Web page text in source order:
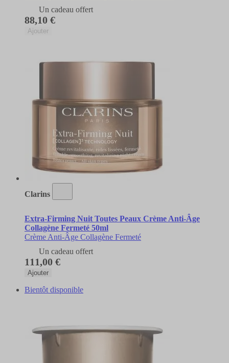
Un cadeau offert
88,10 €
Ajouter
Clarins
Extra-Firming Nuit Toutes Peaux Crème Anti-Âge
Collagène Fermeté 50ml
Crème Anti-Âge Collagène Fermeté
Un cadeau offert
111,00 €
Ajouter
Bientôt disponible